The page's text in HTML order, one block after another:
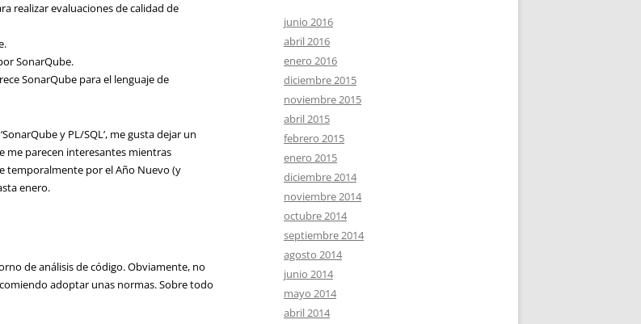
realizar evaluaciones de calidad de
.
SonarQube.
SonarQube para el lenguaje de
SonarQubey PL/SQL’, me gustadejar un
me parecen interesantes mientras
temporalmente por elAño Nuevo (y
enero.
de análisis de código. Obviamente, no
adoptar unas normas. Sobre todo
junio 2016
abril 2016
enero 2016
diciembre 2015
noviembre 2015
abril 2015
febrero 2015
enero 2015
diciembre 2014
noviembre 2014
octubre 2014
septiembre 2014
agosto 2014
junio 2014
mayo 2014
abril 2014